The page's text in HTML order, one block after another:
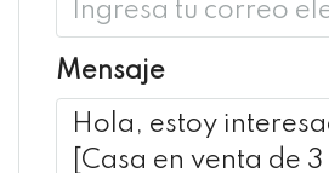
Mensaje